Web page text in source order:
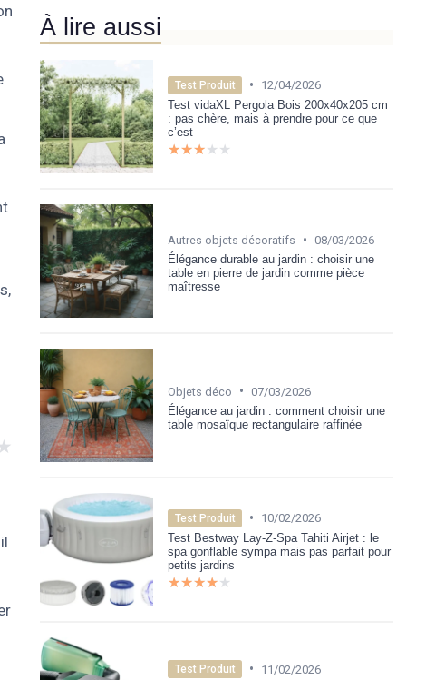
À lire aussi
Test Produit •
12/04/2026
Test vidaXL Pergola Bois 200x40x205 cm
: pas chère, mais à prendre pour ce que
c’est
★★★★★
★★★★★
Autres objets décoratifs • 08/03/2026
Élégance durable au jardin : choisir une
table en pierre de jardin comme pièce
maîtresse
Objets déco • 07/03/2026
Élégance au jardin : comment choisir une
table mosaïque rectangulaire raffinée
Test Produit •
10/02/2026
Test Bestway Lay-Z-Spa Tahiti Airjet : le
spa gonflable sympa mais pas parfait pour
petits jardins
★★★★★
★★★★★
Test Produit •
11/02/2026